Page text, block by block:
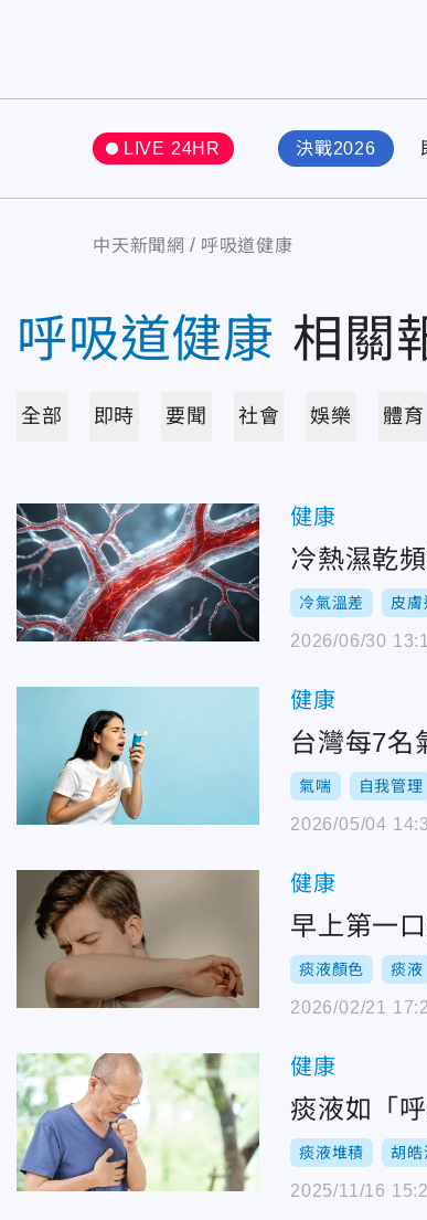
LIVE 24HR 決戰2026
中天新聞網 呼吸道健康
呼吸道健康 相關
全部 即時 要聞 社會 娛樂 體育
健康
冷熱濕乾
冷氣溫差 皮膚
2026/06/30
健康
台灣每7名
氣喘 自我管理
2026/05/04
健康
早上第一
痰液顏色 痰液
2026/02/21
健康
痰液如「
痰液堆積 胡皓
2025/11/16